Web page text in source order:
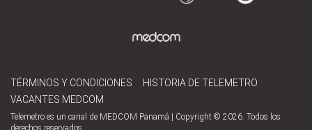
TÉRMINOS Y CONDICIONES
HISTORIA DE TELEMETRO
VACANTES MEDCOM
Telemetro es un canal de MEDCOM Panamá | Copyright © 2026. Todos los
derechos reservados.